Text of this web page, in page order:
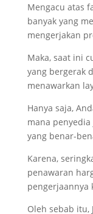
Mengacu atas
banyak yang
mengerjakan
Maka, saat ini
yang bergerak
menawarkan
Hanya saja,
mana
yang benar-
Karena,
penawaran
pengerjaannya
Oleh sebab itu,